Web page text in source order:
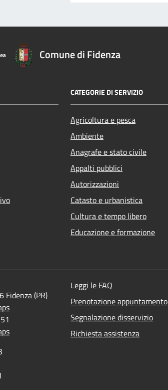
Comune di Fidenza
CATEGORIE DI SERVIZIO
Agricoltura e pesca
Ambiente
Anagrafe e stato civile
Appalti pubblici
Autorizzazioni
Catasto e urbanistica
Cultura e tempo libero
Educazione e formazione
Fidenza (PR)
Leggi le FAQ
Prenotazione appuntamento
Segnalazione disservizio
Richiesta assistenza